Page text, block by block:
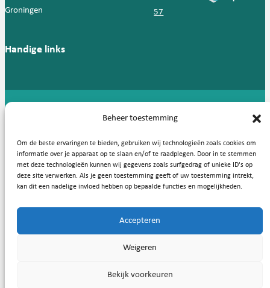
Beheer toestemming
Om de beste ervaringen te bieden, gebruiken wij technologieën zoals cookies om
informatie over je apparaat op te slaan en/of te raadplegen. Door in te stemmen
met deze technologieën kunnen wij gegevens zoals surfgedrag of unieke ID's op
deze site verwerken. Als je geen toestemming geeft of uw toestemming intrekt,
kan dit een nadelige invloed hebben op bepaalde functies en mogelijkheden.
Accepteren
Weigeren
Bekijk voorkeuren
Groningen
57
Handige links
Copyright © 2026, Nederlandse Vereniging voor Medische
Privacy statement Cookies